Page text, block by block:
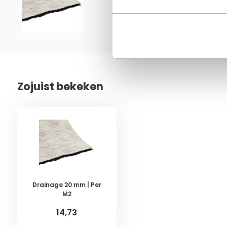
Op
Zojuist bekeken
Drainage 20 mm | Per
M2
14,73